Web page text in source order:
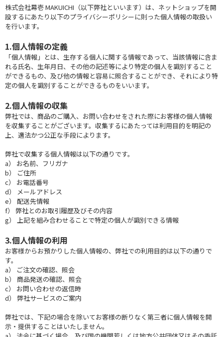
株式会社幕壱 MAKUICHI（以下弊社といいます）は、ネットショップを開
設するにあたり以下のプライバシーポリシーに則った個人情報の取扱い
を行います。
1.個人情報の定義
「個人情報」とは、生存する個人に関する情報であって、当該情報に含ま
れる氏名、生年月日、その他の記述等により特定の個人を識別すること
ができるもの、及び他の情報と容易に照合することができ、それにより特
定の個人を識別することができるものをいいます。
2.個人情報の収集
弊社では、商品のご購入、お問い合わせをされた際にお客様の個人情報
を収集することがございます。収集するにあたっては利用目的を明記の
上、適法かつ公正な手段によります。
弊社で収集する個人情報は以下の通りです。
a） お名前、フリガナ
b） ご住所
c） お電話番号
d） メールアドレス
e） 配送先情報
f） 弊社とのお取引履歴及びその内容
g） 上記を組み合わせることで特定の個人が識別できる情報
3.個人情報の利用
お客様からお預かりした個人情報の、弊社での利用目的は以下の通りで
す。
a） ご注文の確認、照会
b） 商品発送の確認、照会
c） お問い合わせの返信時
d） 弊社サービスのご案内
弊社では、下記の場合を除いてお客様の断りなく第三者に個人情報を開
示・提供することはいたしません。